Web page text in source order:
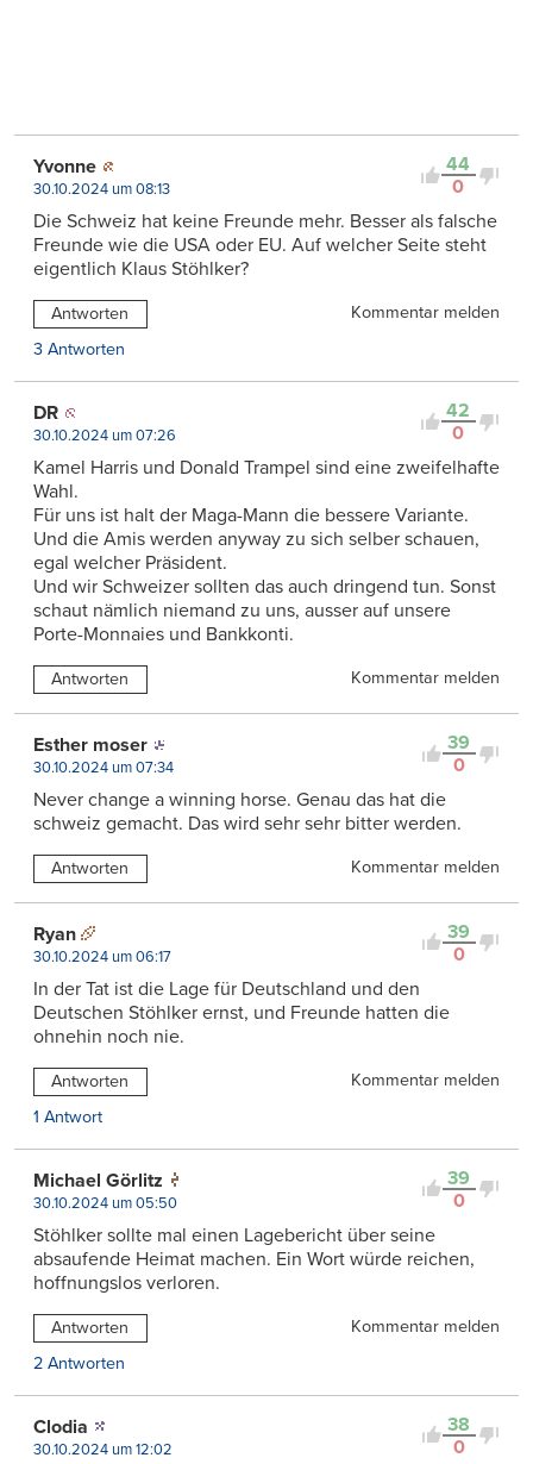
44
0
Yvonne
30.10.2024 um 08:13
Die Schweiz hat keine Freunde mehr. Besser als falsche
Freunde wie die USA oder EU. Auf welcher Seite steht
eigentlich Klaus Stöhlker?
Antworten
Kommentar melden
3 Antworten
42
0
DR
30.10.2024 um 07:26
Kamel Harris und Donald Trampel sind eine zweifelhafte
Wahl.
Für uns ist halt der Maga-Mann die bessere Variante.
Und die Amis werden anyway zu sich selber schauen,
egal welcher Präsident.
Und wir Schweizer sollten das auch dringend tun. Sonst
schaut nämlich niemand zu uns, ausser auf unsere
Porte-Monnaies und Bankkonti.
Antworten Kommentar melden
39
0
Esther moser
30.10.2024 um 07:34
Never change a winning horse. Genau das hat die
schweiz gemacht. Das wird sehr sehr bitter werden.
Antworten Kommentar melden
39
0
Ryan
30.10.2024 um 06:17
In der Tat ist die Lage für Deutschland und den
Deutschen Stöhlker ernst, und Freunde hatten die
ohnehin noch nie.
Antworten
Kommentar melden
1 Antwort
39
0
Michael Görlitz
30.10.2024 um 05:50
Stöhlker sollte mal einen Lagebericht über seine
absaufende Heimat machen. Ein Wort würde reichen,
hoffnungslos verloren.
Antworten
Kommentar melden
2 Antworten
38
0
Clodia
30.10.2024 um 12:02